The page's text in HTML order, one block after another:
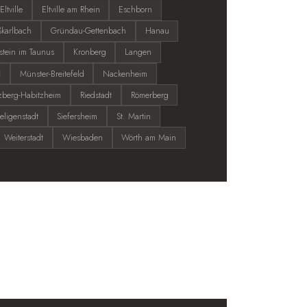
Eltville Eltville am Rhein
Eschborn
Gründau-Gettenbach
Hanau
im Taunus Kronberg
Langen
Münster-Breitefeld
Nackenheim
Habitzheim Riedstadt
Römerberg
Siefersheim
St. Martin
Weiterstadt Wiesbaden Wörth am Main